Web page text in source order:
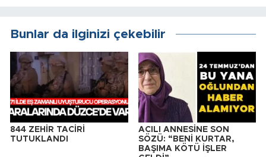
Bunlar da ilginizi çekebilir
844 ZEHİR TACİRİ
TUTUKLANDI
ACILI ANNESİNE SON
SÖZÜ: “BENİ KURTAR,
BAŞIMA KÖTÜ İŞLER